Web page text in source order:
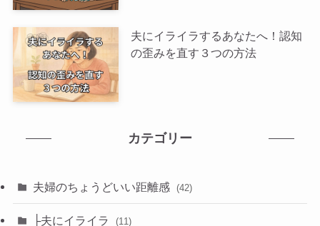
夫にイライラするあなたへ！認知
の歪みを直す３つの方法
カテゴリー
夫婦のちょうどいい距離感 (42)
├夫にイライラ (11)